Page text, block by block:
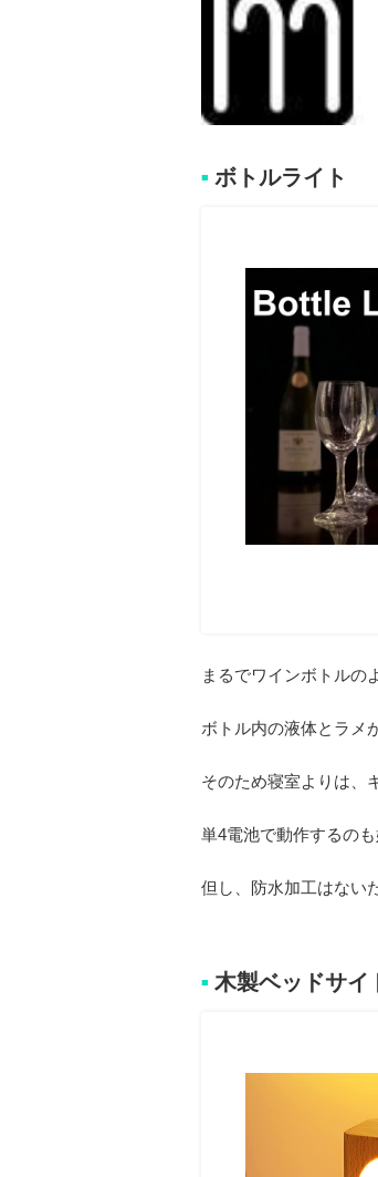
■ ボトルライト
まるでワインボトルの
ボトル内の液体とラメ
そのため寝室よりは、
単4電池で動作するの
但し、防水加工はない
■ 木製ベッドサイ